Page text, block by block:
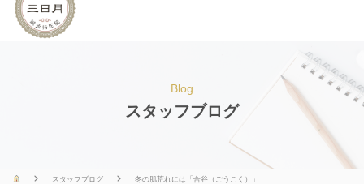
Blog
スタッフブログ
スタッフブログ 冬の肌荒れには「合谷（ごうこく）」